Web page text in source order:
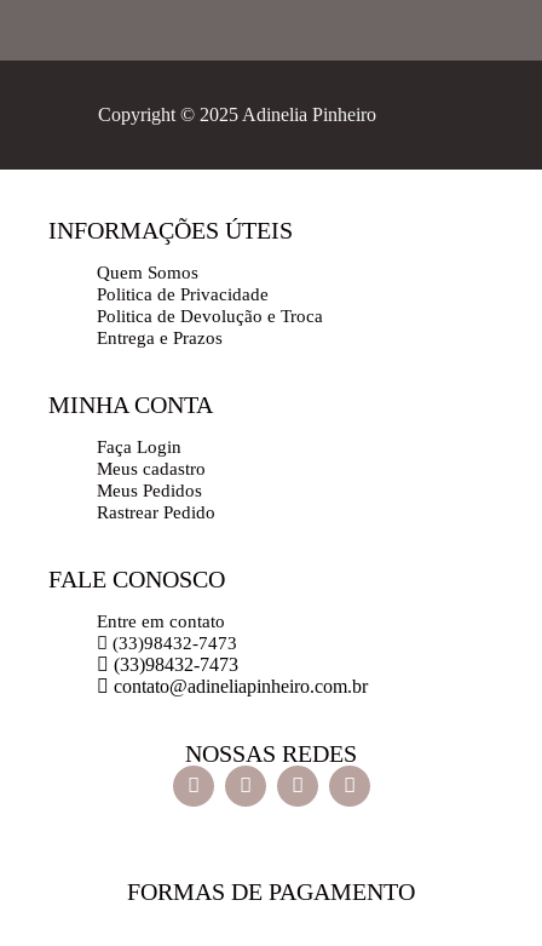
Copyright © 2025 Adinelia Pinheiro
INFORMAÇÕES ÚTEIS
Quem Somos
Politica de Privacidade
Politica de Devolução e Troca
Entrega e Prazos
MINHA CONTA
Faça Login
Meus cadastro
Meus Pedidos
Rastrear Pedido
FALE CONOSCO
Entre em contato
(33)98432-7473
(33)98432-7473
contato@adineliapinheiro.com.br
NOSSAS REDES
FORMAS DE PAGAMENTO